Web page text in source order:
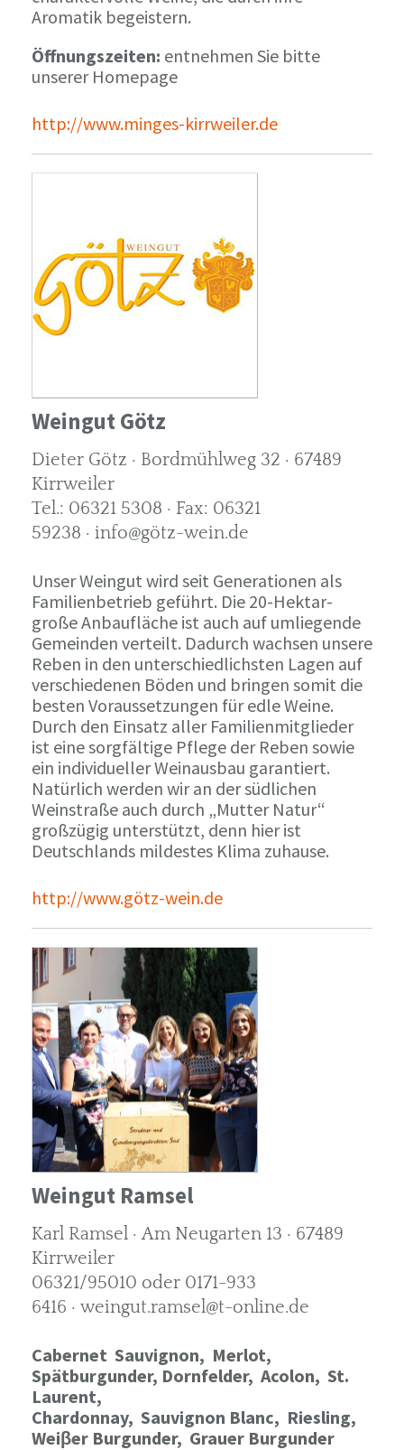
Aromatik begeistern.
Öffnungszeiten: entnehmen Sie bitte
unserer Homepage
http://www.minges-kirrweiler.de
Weingut Götz
Dieter Götz · Bordmühlweg 32 · 67489
Kirrweiler
Tel.: 06321 5308 · Fax: 06321
59238 · info@götz-wein.de
Unser Weingut wird seit Generationen als
Familienbetrieb geführt. Die 20-Hektar-
große Anbaufläche ist auch auf umliegende
Gemeinden verteilt. Dadurch wachsen unsere
Reben in den unterschiedlichsten Lagen auf
verschiedenen Böden und bringen somit die
besten Voraussetzungen für edle Weine.
Durch den Einsatz aller Familienmitglieder
ist eine sorgfältige Pflege der Reben sowie
ein individueller Weinausbau garantiert.
Natürlich werden wir an der südlichen
Weinstraße auch durch „Mutter Natur“
großzügig unterstützt, denn hier ist
Deutschlands mildestes Klima zuhause.
http://www.götz-wein.de
Weingut Ramsel
Karl Ramsel · Am Neugarten 13 · 67489
Kirrweiler
06321/95010 oder 0171-933
6416 · weingut.ramsel@t-online.de
Cabernet Sauvignon, Merlot,
Spätburgunder, Dornfelder, Acolon, St.
Laurent,
Chardonnay, Sauvignon Blanc, Riesling,
Weiβer Burgunder, Grauer Burgunder